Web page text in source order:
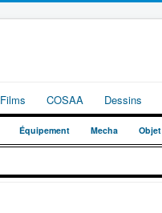
Films COSAA Dessins
Équipement Mecha Objet